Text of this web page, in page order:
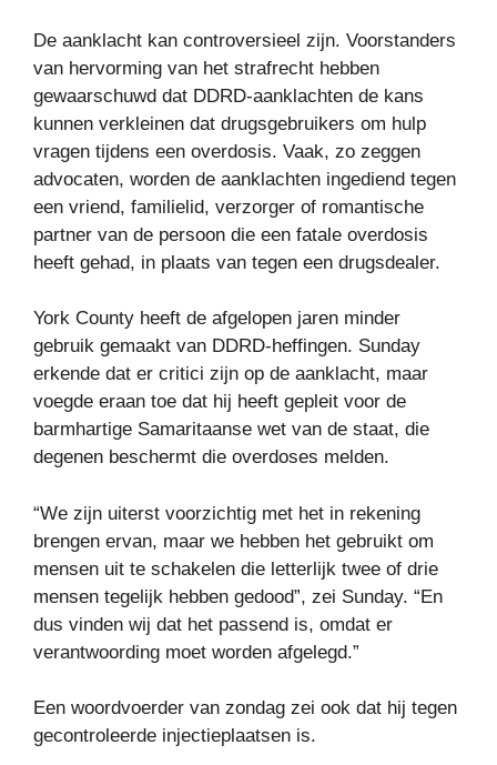
De aanklacht kan controversieel zijn. Voorstanders
van hervorming van het strafrecht hebben
gewaarschuwd dat DDRD-aanklachten de kans
kunnen verkleinen dat drugsgebruikers om hulp
vragen tijdens een overdosis. Vaak, zo zeggen
advocaten, worden de aanklachten ingediend tegen
een vriend, familielid, verzorger of romantische
partner van de persoon die een fatale overdosis
heeft gehad, in plaats van tegen een drugsdealer.
York County heeft de afgelopen jaren minder
gebruik gemaakt van DDRD-heffingen. Sunday
erkende dat er critici zijn op de aanklacht, maar
voegde eraan toe dat hij heeft gepleit voor de
barmhartige Samaritaanse wet van de staat, die
degenen beschermt die overdoses melden.
“We zijn uiterst voorzichtig met het in rekening
brengen ervan, maar we hebben het gebruikt om
mensen uit te schakelen die letterlijk twee of drie
mensen tegelijk hebben gedood”, zei Sunday. “En
dus vinden wij dat het passend is, omdat er
verantwoording moet worden afgelegd.”
Een woordvoerder van zondag zei ook dat hij tegen
gecontroleerde injectieplaatsen is.